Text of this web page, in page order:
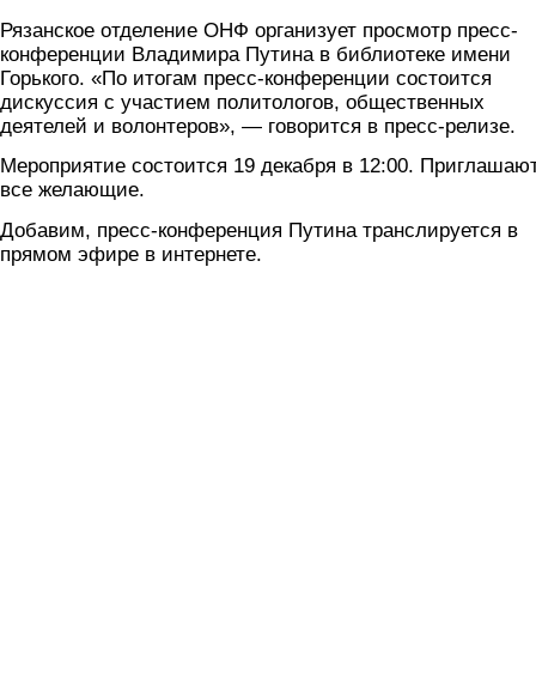
Рязанское отделение ОНФ организует просмотр пресс-
конференции Владимира Путина в библиотеке имени
Горького. «По итогам пресс-конференции состоится
дискуссия с участием политологов, общественных
деятелей и волонтеров», — говорится в пресс-релизе.
Мероприятие состоится 19 декабря в 12:00.
все желающие.
Добавим, пресс-конференция Путина транслируется в
прямом эфире в интернете.